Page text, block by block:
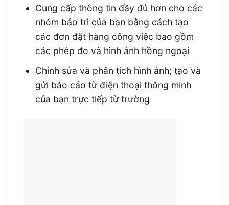
Cung cấp thông tin đầy đủ hơn cho các
nhóm bảo trì của bạn bằng cách tạo
các đơn đặt hàng công việc bao gồm
các phép đo và hình ảnh hồng ngoại
Chỉnh sửa và phân tích hình ảnh; tạo và
gửi báo cáo từ điện thoại thông minh
của bạn trực tiếp từ trường